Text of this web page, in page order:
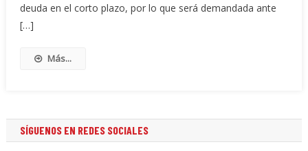
deuda en el corto plazo, por lo que será demandada ante
[…]
Más...
SÍGUENOS EN REDES SOCIALES